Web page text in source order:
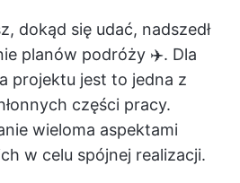
dokąd się udać, nadszedł
planów podróży ✈️. Dla
projektu jest to jedna z
części pracy.
wieloma aspektami
w celu spójnej realizacji.